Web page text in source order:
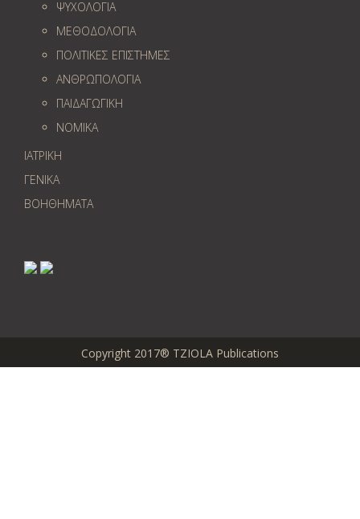
ΨΥΧΟΛΟΓΙΑ
ΜΕΘΟΔΟΛΟΓΙΑ
ΠΟΛΙΤΙΚΕΣ ΕΠΙΣΤΗΜΕΣ
ΑΝΘΡΩΠΟΛΟΓΙΑ
ΠΑΙΔΑΓΩΓΙΚΗ
ΝΟΜΙΚΑ
ΙΑΤΡΙΚΗ
ΓΕΝΙΚΑ
ΒΟΗΘΗΜΑΤΑ
Copyright 2017® TZIOLA Publications